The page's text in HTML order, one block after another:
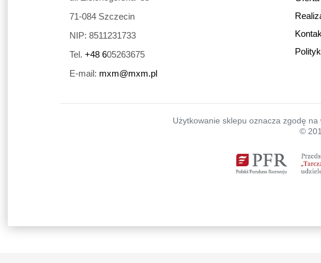
71-084 Szczecin
NIP: 8511231733
Tel. +48 605263675
E-mail: mxm@mxm.pl
Użytkowanie sklepu oznacza zgodę
©